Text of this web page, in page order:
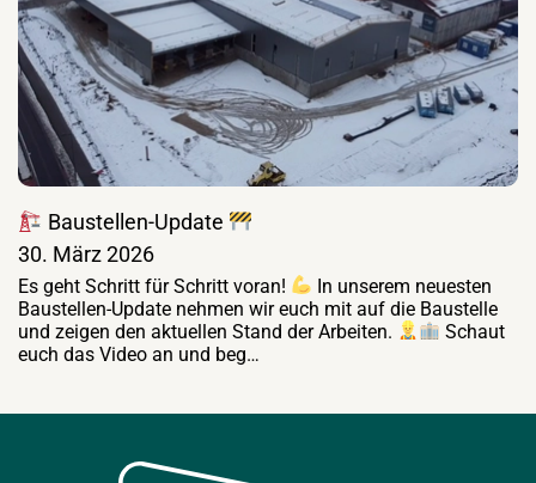
Baustellen-Update
30. März 2026
Es geht Schritt für Schritt voran!
In unserem neuesten
Baustellen-Update nehmen wir euch mit auf die Baustelle
und zeigen den aktuellen Stand der Arbeiten.
Schaut
euch das Video an und beg…